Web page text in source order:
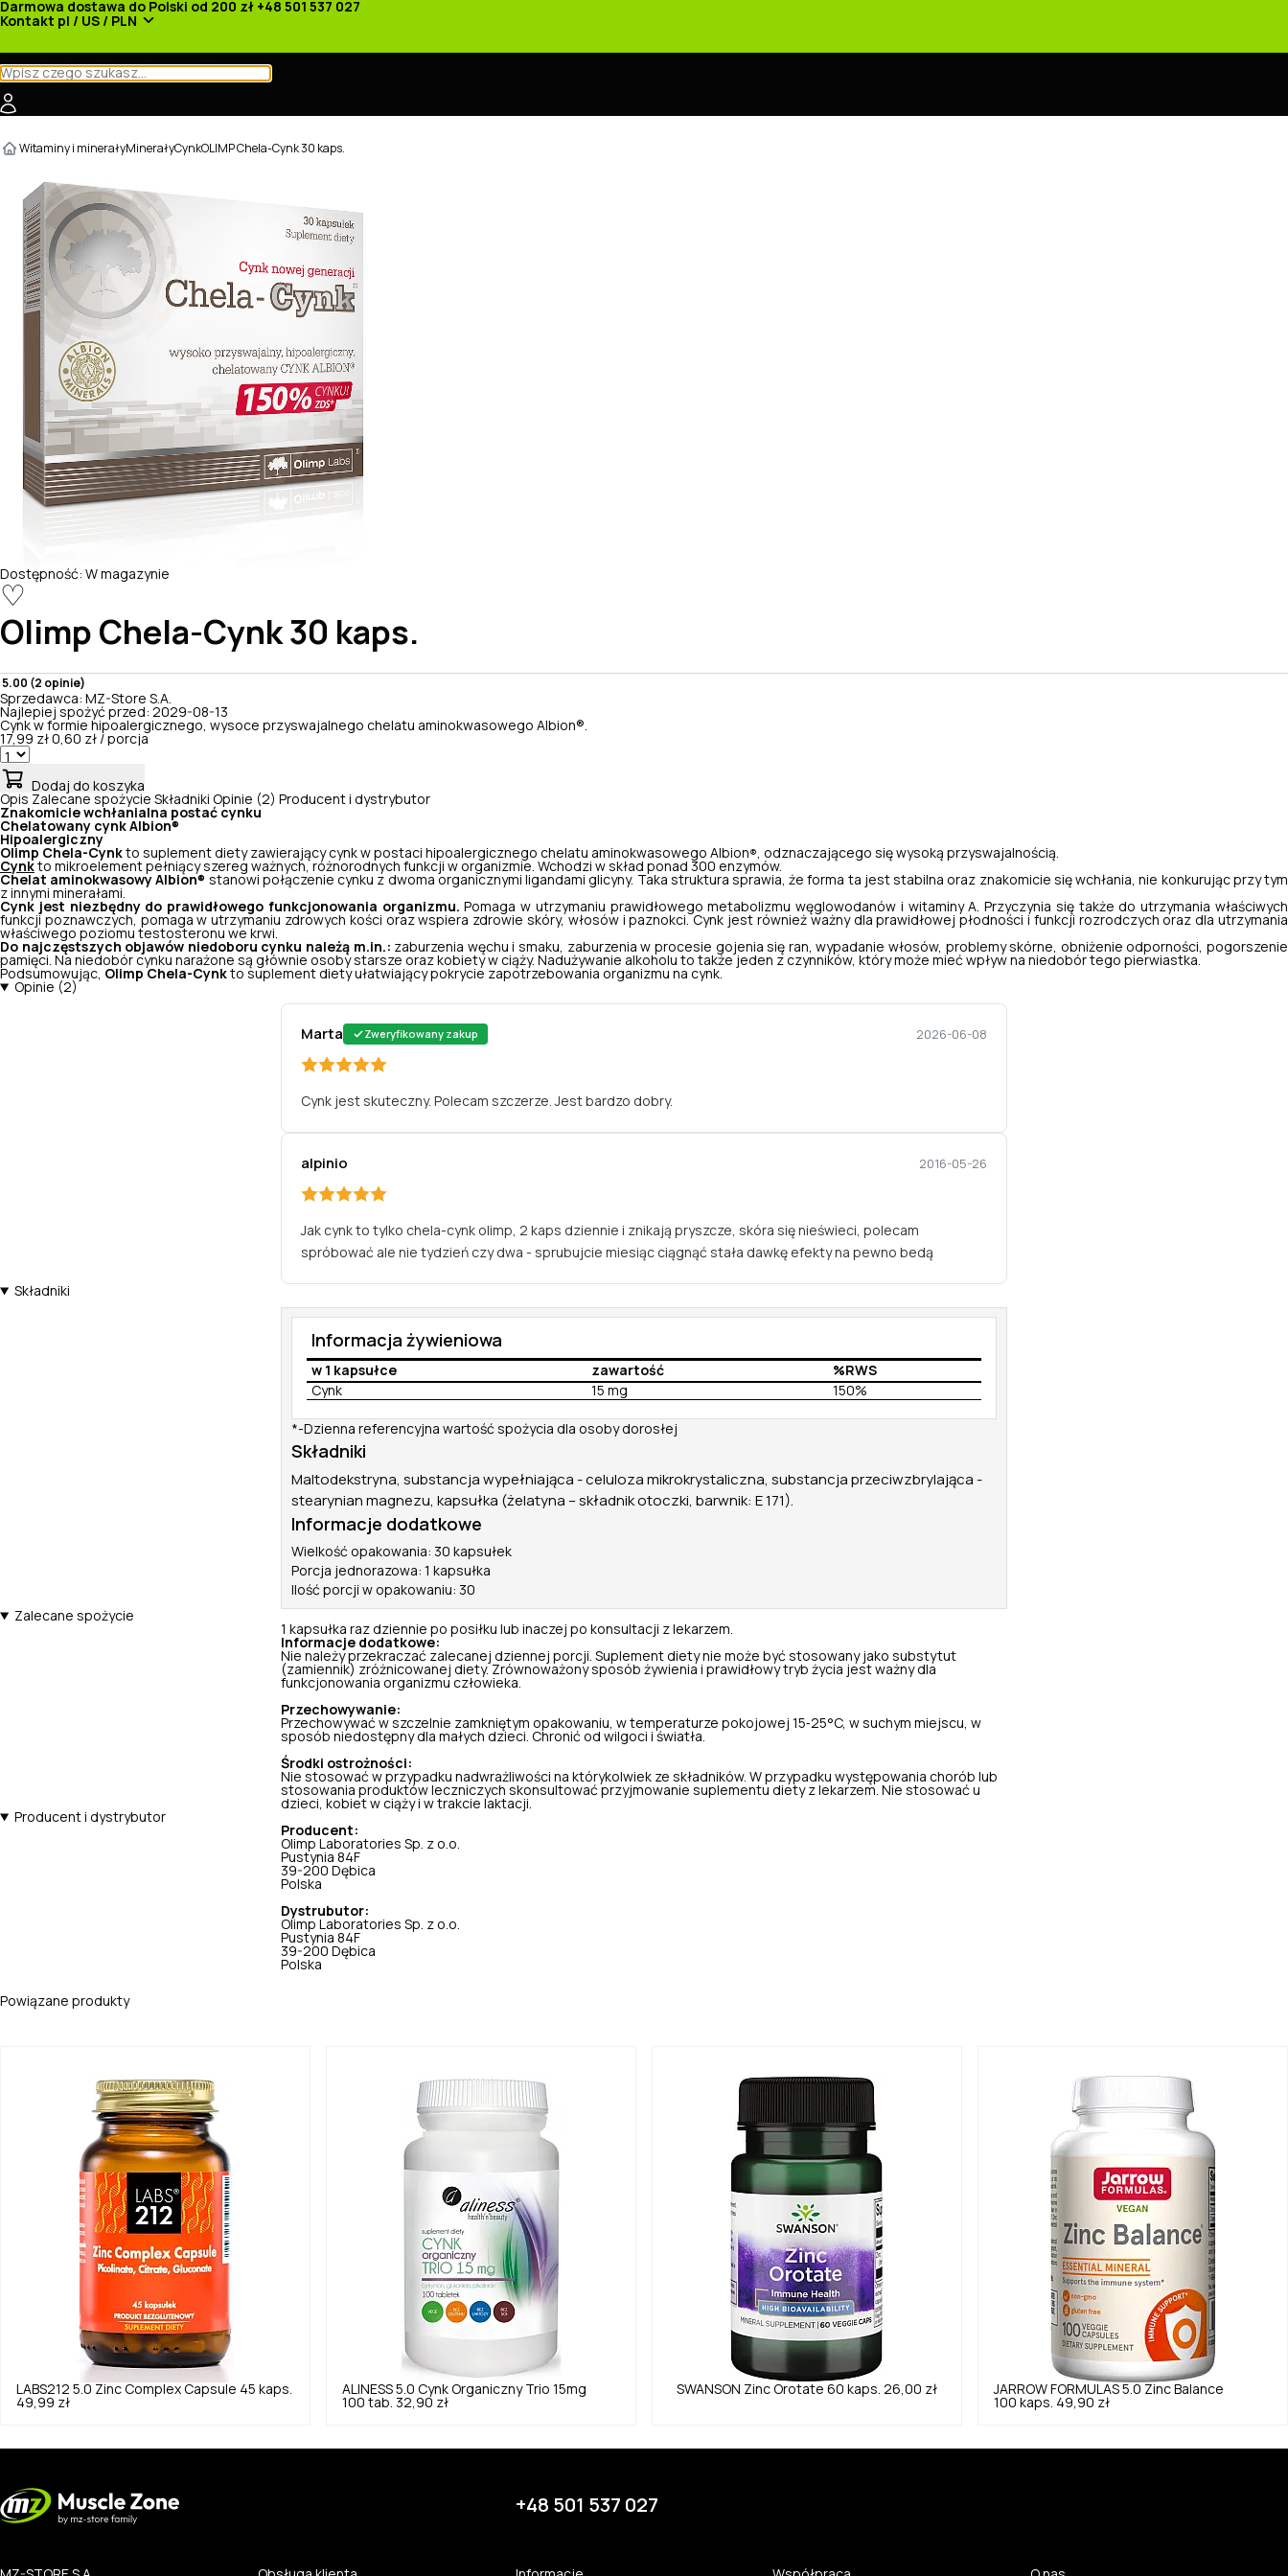
Darmowa dostawa do Polski od 200 zł +48 501 537 027
Kontakt pl / US / PLN
Witaminy i minerałyMinerałyCynkOLIMP Chela-Cynk 30 kaps.
Dostępność: W magazynie
♡
Olimp Chela-Cynk 30 kaps.
5.00 (2 opinie)
Sprzedawca: MZ-Store S.A.
Najlepiej spożyć przed: 2029-08-13
Cynk w formie hipoalergicznego, wysoce przyswajalnego chelatu aminokwasowego Albion®.
17,99 zł 0,60 zł / porcja
Dodaj do koszyka
Opis Zalecane spożycie Składniki Opinie (2) Producent i dystrybutor
Znakomicie wchłanialna postać cynku
Chelatowany cynk Albion®
Hipoalergiczny
Olimp Chela-Cynk to suplement diety zawierający cynk w postaci hipoalergicznego chelatu aminokwasowego Albion®
, odznaczającego się wysoką przyswajalnością.
Cynk to mikroelement pełniący szereg ważnych, różnorodnych funkcji w organizmie. Wchodzi w skład ponad 300 enzymów.
Chelat aminokwasowy Albion® stanowi połączenie cynku z dwoma organicznymi ligandami glicyny. Taka struktura sprawia, że forma ta jest stabilna oraz znakomicie się wchłania, nie konkurując przy tym
z innymi minerałami.
Cynk jest niezbędny do prawidłowego funkcjonowania organizmu. Pomaga w utrzymaniu prawidłowego metabolizmu węglowodanów i witaminy A. Przyczynia się także do utrzymania właściwych
funkcji poznawczych, pomaga w utrzymaniu zdrowych kości oraz wspiera zdrowie skóry, włosów i paznokci. Cynk jest również ważny dla prawidłowej płodności i funkcji rozrodczych oraz dla utrzymania
właściwego poziomu testosteronu we krwi.
Do najczęstszych objawów niedoboru cynku należą m.in.: zaburzenia węchu i smaku, zaburzenia w procesie gojenia się ran, wypadanie włosów, problemy skórne, obniżenie odporności, pogorszenie
pamięci. Na niedobór cynku narażone są głównie osoby starsze oraz kobiety w ciąży. Nadużywanie alkoholu to także jeden z czynników, który może mieć wpływ na niedobór tego pierwiastka.
Podsumowując, Olimp Chela-Cynk to suplement diety ułatwiający pokrycie zapotrzebowania organizmu na cynk.
Opinie (2)
Marta Zweryfikowany zakup 2026-06-08
Cynk jest skuteczny. Polecam szczerze. Jest bardzo dobry.
alpinio 2016-05-26
Jak cynk to tylko chela-cynk olimp, 2 kaps dziennie i znikają pryszcze, skóra się nieświeci, polecam
spróbować ale nie tydzień czy dwa - sprubujcie miesiąc ciągnąć stała dawkę efekty na pewno bedą
Składniki
Informacja żywieniowa
w 1 kapsułce zawartość
%RWS
Cynk
15 mg 150%
*-Dzienna referencyjna wartość spożycia dla osoby dorosłej
Składniki
Maltodekstryna, substancja wypełniająca - celuloza mikrokrystaliczna, substancja przeciwzbrylająca -
stearynian magnezu, kapsułka (żelatyna – składnik otoczki, barwnik: E 171).
Informacje dodatkowe
Wielkość opakowania: 30 kapsułek
Porcja jednorazowa: 1 kapsułka
Ilość porcji w opakowaniu: 30
Zalecane spożycie
1 kapsułka raz dziennie po posiłku lub inaczej po konsultacji z lekarzem.
Informacje dodatkowe:
Nie należy przekraczać zalecanej dziennej porcji. Suplement diety nie może być stosowany jako substytut
(zamiennik) zróżnicowanej diety. Zrównoważony sposób żywienia i prawidłowy tryb życia jest ważny dla
funkcjonowania organizmu człowieka.
Przechowywanie:
Przechowywać w szczelnie zamkniętym opakowaniu, w temperaturze pokojowej 15‑25°C, w suchym miejscu, w
sposób niedostępny dla małych dzieci. Chronić od wilgoci i światła.
Środki ostrożności:
Nie stosować w przypadku nadwrażliwości na którykolwiek ze składników. W przypadku występowania chorób lub
stosowania produktów leczniczych skonsultować przyjmowanie suplementu diety z lekarzem. Nie stosować u
dzieci, kobiet w ciąży i w trakcie laktacji.
Producent i dystrybutor
Producent:
Olimp Laboratories Sp. z o.o.
Pustynia 84F
39-200 Dębica
Polska
Dystrubutor:
Olimp Laboratories Sp. z o.o.
Pustynia 84F
39-200 Dębica
Polska
Powiązane produkty
LABS212 5.0 Zinc Complex Capsule 45 kaps.
49,99 zł
ALINESS 5.0 Cynk Organiczny Trio 15mg
100 tab. 32,90 zł
SWANSON Zinc Orotate 60 kaps. 26,00 zł JARROW FORMULAS 5.0 Zinc Balance
100 kaps. 49,90 zł
+48 501 537 027